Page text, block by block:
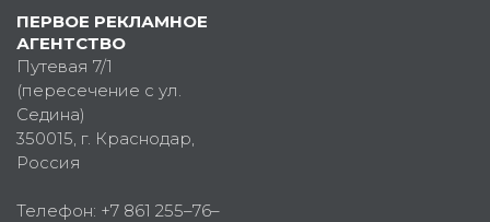
ПЕРВОЕ РЕКЛАМНОЕ
АГЕНТСТВО
Путевая 7/1
(пересечение с ул.
Седина)
350015 , г. Краснодар,
Россия
Телефон: +7 861 255–76–